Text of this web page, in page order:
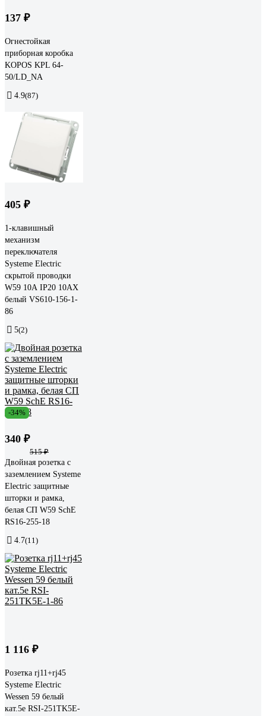
137 ₽
Огнестойкая
приборная коробка
KOPOS KPL 64-
50/LD_NA
4.9(87)
405 ₽
1-клавишный
механизм
переключателя
Systeme Electric
скрытой проводки
W59 10А IP20 10AX
белый VS610-156-1-
86
5(2)
-34%
340 ₽
515 ₽
Двойная розетка с
заземлением Systeme
Electric защитные
шторки и рамка,
белая СП W59 SchE
RS16-255-18
4.7(11)
1 116 ₽
Розетка rj11+rj45
Systeme Electric
Wessen 59 белый
кат.5e RSI-251TK5E-